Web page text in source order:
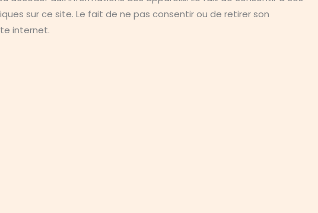
sur ce site. Le fait de ne pas consentir ou de retirer son
internet.